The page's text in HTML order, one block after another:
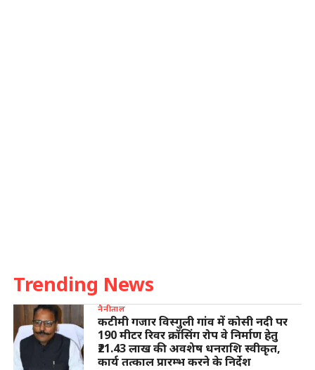
Trending News
नैनीताल
कटीमी गजार विस्गुली गांव में कोसी नदी पर
190 मीटर रिवर क्रॉसिंग रोप वे निर्माण हेतु
₹21.43 लाख की अवशेष धनराशि स्वीकृत,
कार्य तत्काल प्रारम्भ करने के निर्देश